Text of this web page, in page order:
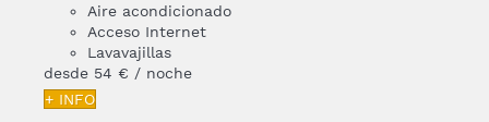
Aire acondicionado
Acceso Internet
Lavavajillas
desde 54 € / noche
+ INFO